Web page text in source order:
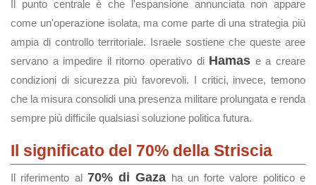
Il punto centrale è che l'espansione annunciata non appare
come un'operazione isolata, ma come parte di una strategia più
ampia di controllo territoriale. Israele sostiene che queste aree
servano a impedire il ritorno operativo di Hamas e a creare
condizioni di sicurezza più favorevoli. I critici, invece, temono
che la misura consolidi una presenza militare prolungata e renda
sempre più difficile qualsiasi soluzione politica futura.
Il significato del 70% della Striscia
Il riferimento al 70% di Gaza ha un forte valore politico e